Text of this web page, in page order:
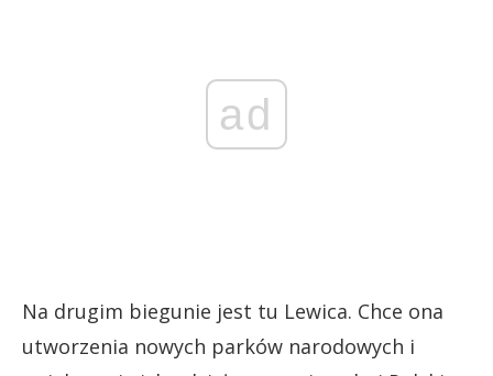
ad
Na drugim biegunie jest tu Lewica. Chce ona
utworzenia nowych parków narodowych i